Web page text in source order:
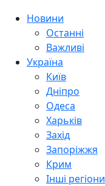
Новини
Останні
Важливі
Україна
Київ
Дніпро
Одеса
Харьків
Захід
Запоріжжя
Крим
Інші регіони